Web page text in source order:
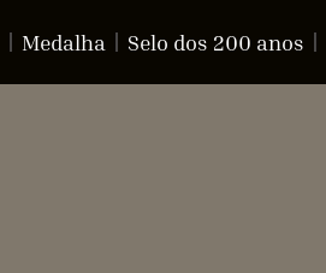
Medalha Selo dos 200 anos